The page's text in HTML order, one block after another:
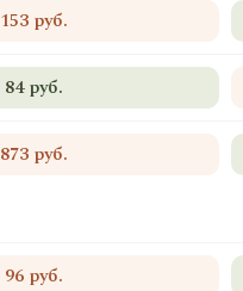
153 руб.
84 руб.
873 руб.
96 руб.